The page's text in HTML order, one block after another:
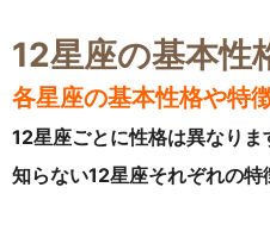
12星座の基本性
各星座の基本性格や特
12星座ごとに性格は異なり
知らない12星座それぞれの特